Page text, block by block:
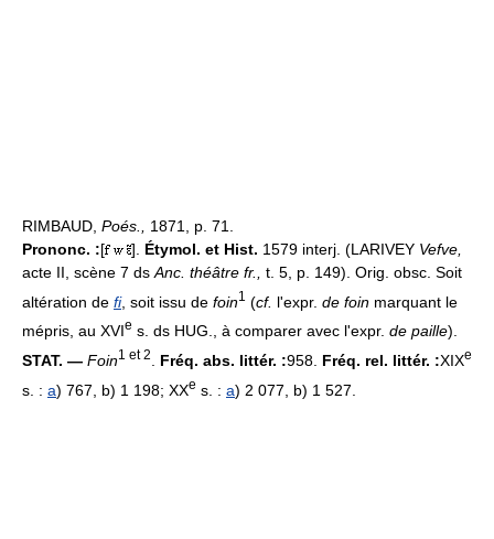
RIMBAUD, Poés., 1871, p. 71.
Prononc. :[ ]. Étymol. et Hist. 1579 interj. (LARIVEY Vefve,
acte II, scène 7 ds Anc. théâtre fr.,
t. 5, p. 149). Orig. obsc. Soit
altération de fi, soit issu de foin1 (cf. l'expr. de foin marquant le
mépris, au XVIe s. ds HUG., à comparer avec l'expr. de paille).
STAT. — Foin1 et 2 Fréq. abs. littér. :958. Fréq. rel. littér. :XIXe
s. : a) 767, b) 1 198; XXe s. : a) 2 077, b) 1 527.